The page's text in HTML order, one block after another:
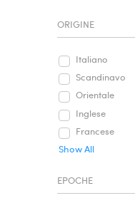
ORIGINE
Italiano
Scandinavo
Orientale
Inglese
Francese
Show All
EPOCHE